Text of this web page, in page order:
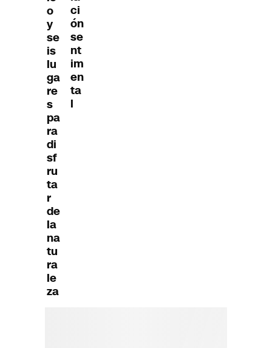
o
y
se
is
lu
ga
re
s
pa
ra
di
sf
ru
ta
r
de
la
na
tu
ra
le
za
ci
ón
se
nt
im
en
ta
l